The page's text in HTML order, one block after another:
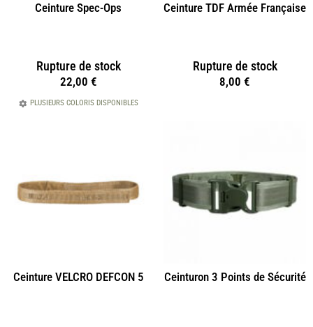
Ceinture Spec-Ops
Rupture de stock
22,00 €
PLUSIEURS COLORIS DISPONIBLES
Ceinture TDF Armée Française
Rupture de stock
8,00 €
Ceinture VELCRO DEFCON 5 Ceinturon 3 Points de Sécurité